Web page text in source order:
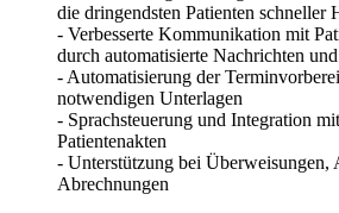
die dringendsten Patienten schneller
- Verbesserte Kommunikation mit
durch automatisierte Nachrichten
- Automatisierung der
notwendigen Unterlagen
- Sprachsteuerung und Integration
Patientenakten
- Unterstützung bei Überweisungen,
Abrechnungen